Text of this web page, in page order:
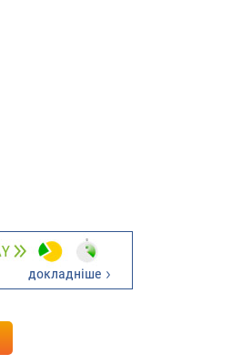
докладніше